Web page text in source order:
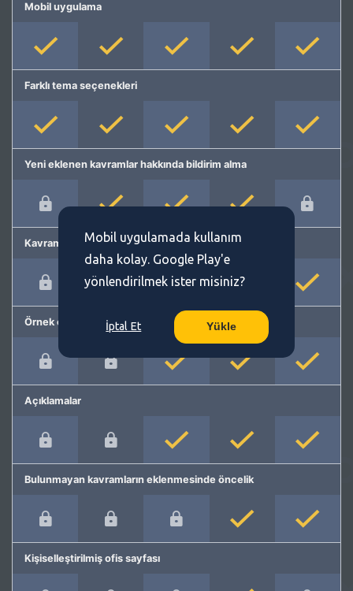
Mobil uygulama
Farklı tema seçenekleri
Yeni eklenen kavramlar hakkında bildirim alma
Kavram önerme
Örnek cümleler
Açıklamalar
Bulunmayan kavramların eklenmesinde öncelik
Kişiselleştirilmiş ofis sayfası
Mobil uygulamada kullanım
daha kolay. Google Play'e
yönlendirilmek ister misiniz?
İptal Et Yükle